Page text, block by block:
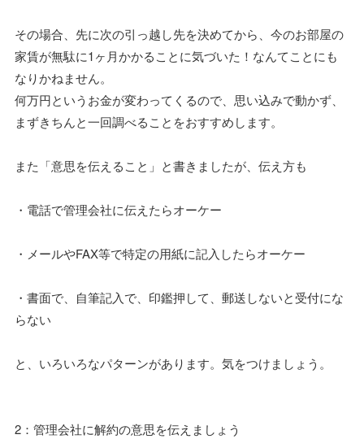
その場合、先に次の引っ越し先を決めてから、今のお部屋の
家賃が無駄に1ヶ月かかることに気づいた！なんてことにも
なりかねません。
何万円というお金が変わってくるので、思い込みで動かず、
まずきちんと一回調べることをおすすめします。
また「意思を伝えること」と書きましたが、伝え方も
・電話で管理会社に伝えたらオーケー
・メールやFAX等で特定の用紙に記入したらオーケー
・書面で、自筆記入で、印鑑押して、郵送しないと受付にな
らない
と、いろいろなパターンがあります。気をつけましょう。
2：管理会社に解約の意思を伝えましょう